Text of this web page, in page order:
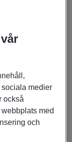
Hos oss står
i centrum. Vi
att
arbetar med
där eleverna får
vikt vid att bygga
arbetar
medier
också
med
och